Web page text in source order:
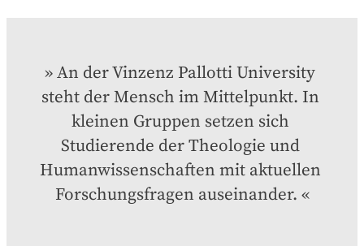
An der Vinzenz Pallotti University
steht der Mensch im Mittelpunkt. In
kleinen Gruppen setzen sich
Studierende der Theologie und
Humanwissenschaften mit aktuellen
Forschungsfragen auseinander.